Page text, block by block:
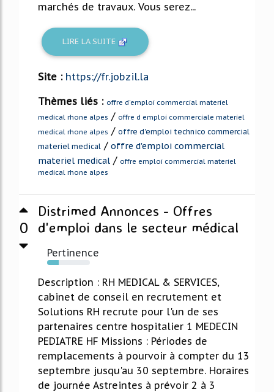
marchés de travaux. Vous serez...
LIRE LA SUITE
Site : https://fr.jobzil.la
Thèmes liés : offre d'emploi commercial materiel
medical rhone alpes / offre d emploi commerciale materiel
medical rhone alpes / offre d'emploi technico commercial
materiel medical / offre d'emploi commercial
materiel medical / offre emploi commercial materiel
medical rhone alpes
0
Distrimed Annonces - Offres
d'emploi dans le secteur médical
Pertinence
27%
Description : RH MEDICAL & SERVICES,
cabinet de conseil en recrutement et
Solutions RH recrute pour l'un de ses
partenaires centre hospitalier 1 MEDECIN
PEDIATRE HF Missions : Périodes de
remplacements à pourvoir à compter du 13
septembre jusqu'au 30 septembre. Horaires
de journée Astreintes à prévoir 2 à 3